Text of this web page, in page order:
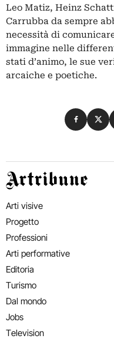
Leo Matiz, Heinz
Carrubba da sempre
necessità di
immagine nelle
stati d’animo, le sue
arcaiche e poetiche.
Condividi
Artribune
Arti visive
Progetto
Professioni
Arti performative
Editoria
Turismo
Dal mondo
Jobs
Television